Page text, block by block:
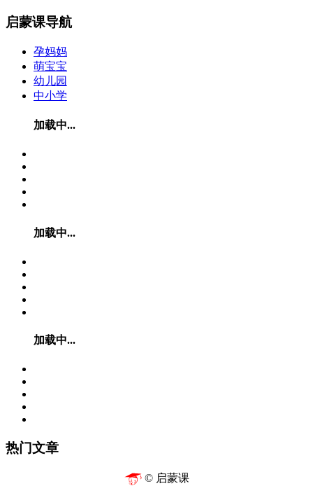
启蒙课导航
孕妈妈
萌宝宝
幼儿园
中小学
加载中...
加载中...
加载中...
热门文章
© 启蒙课